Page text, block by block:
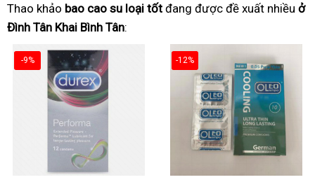
Thao khảo bao cao su loại tốt đang được đề xuất nhiều ở
Đình Tân Khai Bình Tân:
-9% -12%